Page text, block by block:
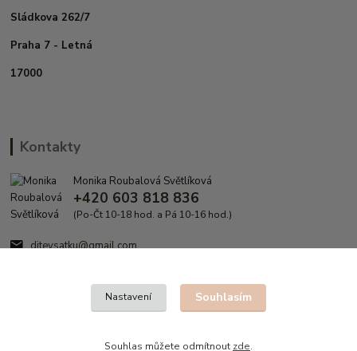
Sládkova 262/7
Praha 7 - Letná
17000
Kontakty
Monika Roubalová Světlíková
+420 603 818 836
(Po-Čt 10-18 hod. a Pá 10-16 hod.)
ditevsatku@gmail.com
Nastavení Souhlasím
Souhlas můžete odmítnout zde.